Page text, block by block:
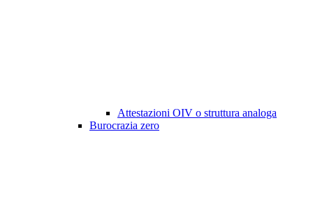
Attestazioni OIV o struttura analoga
Burocrazia zero